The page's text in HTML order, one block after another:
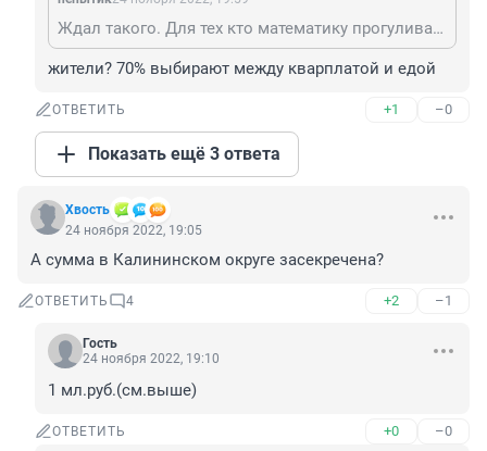
Ждал такого. Для тех кто математику прогуливал: жители потратят на НГ больше 1 млрд руб (700 тх1500руб), администрация всего несколько млн. Поэтому очевидно кто может помочь. Комент про то что в своем глазу у нас бревна не любят замечать.
жители? 70% выбирают между кварплатой и едой
ОТВЕТИТЬ +1 –0
Показать ещё 3 ответа
Хвость
24 ноября 2022, 19:05
А сумма в Калининском округе засекречена?
ОТВЕТИТЬ 4 +2 –1
Гость
24 ноября 2022, 19:10
1 мл.руб.(см.выше)
ОТВЕТИТЬ +0 –0